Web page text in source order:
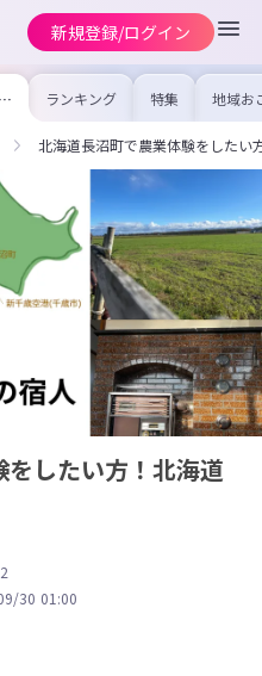
新規登録/ログイン
ランキング 特集 地域お
の求
を集め
事内容
を比較
合った
北海道長沼町で農業体験をしたい
したい方！北海道
30 01:00